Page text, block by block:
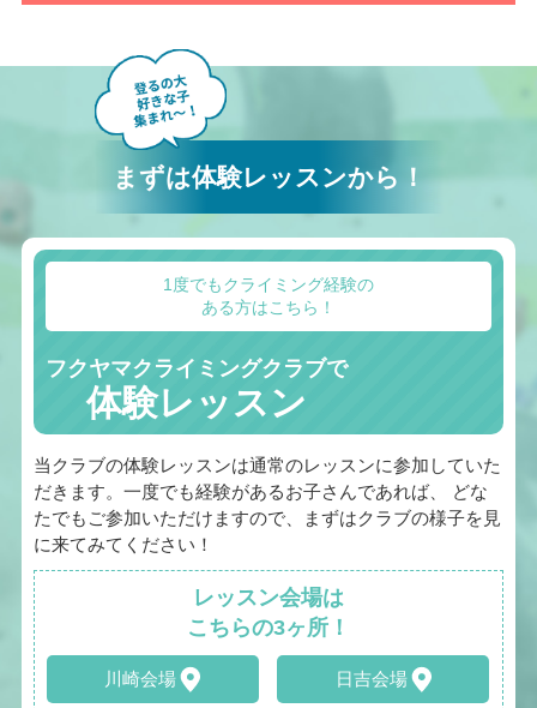
まずは体験レッスンから！
1度でもクライミング経験の
ある方はこちら！
フクヤマクライミングクラブで
体験レッスン
当クラブの体験レッスンは通常のレッスンに参加していた
だきます。一度でも経験があるお子さんであれば、 どな
たでもご参加いただけますので、まずはクラブの様子を見
に来てみてください！
レッスン会場は
こちらの3ヶ所！
川崎会場 日吉会場